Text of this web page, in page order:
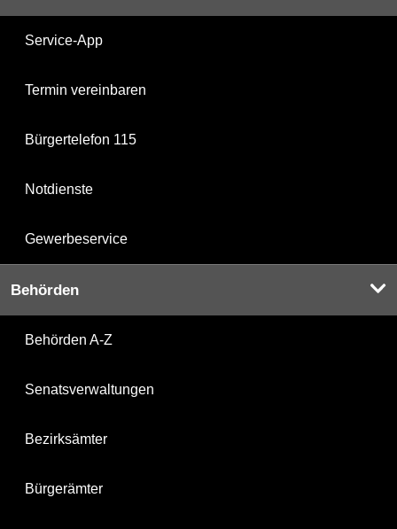
Service-App
Termin vereinbaren
Bürgertelefon 115
Notdienste
Gewerbeservice
Behörden
Behörden A-Z
Senatsverwaltungen
Bezirksämter
Bürgerämter